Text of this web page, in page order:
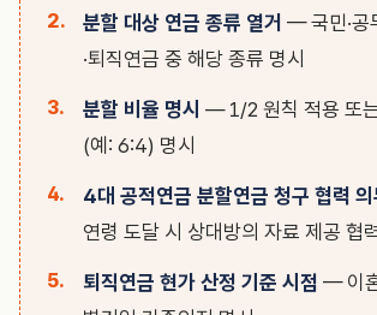
분할 대상 연금 종류 열거 — 국민·공
·퇴직연금 중 해당 종류 명시
분할 비율 명시 — 1/2 원칙 적용 또
(예: 6:4) 명시
4대 공적연금 분할연금 청구 협력 의
연령 도달 시 상대방의 자료 제공 협
퇴직연금 현가 산정 기준 시점 — 이